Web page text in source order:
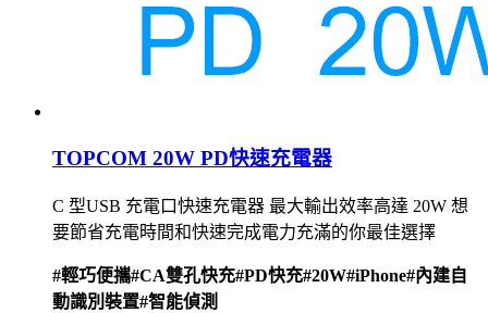
TOPCOM 20W PD快速充電器
C 型USB 充電口快速充電器 最大輸出效率高達 20W 想
要節省充電時間和快速完成電力充滿的你最佳選擇
#輕巧便攜#CA雙孔快充#PD快充#20W#iPhone#內建自
動識別裝置#智能偵測